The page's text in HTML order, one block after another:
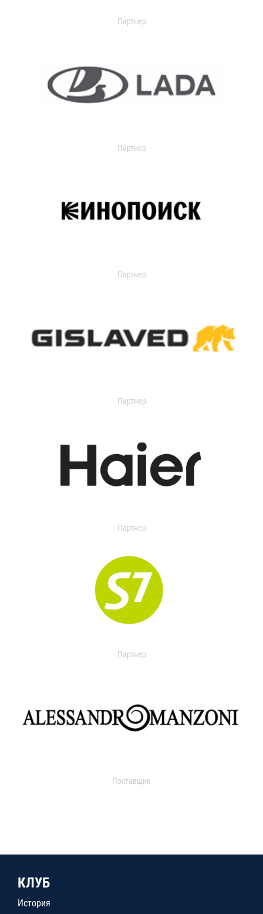
Партнер
Партнер
Партнер
Партнер
Партнер
Партнер
Поставщик
КЛУБ
История